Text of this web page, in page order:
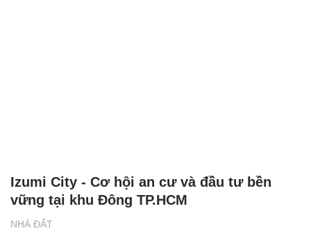
NHÀ ĐẤT
Izumi City - Cơ hội an cư và đầu tư bền
vững tại khu Đông TP.HCM